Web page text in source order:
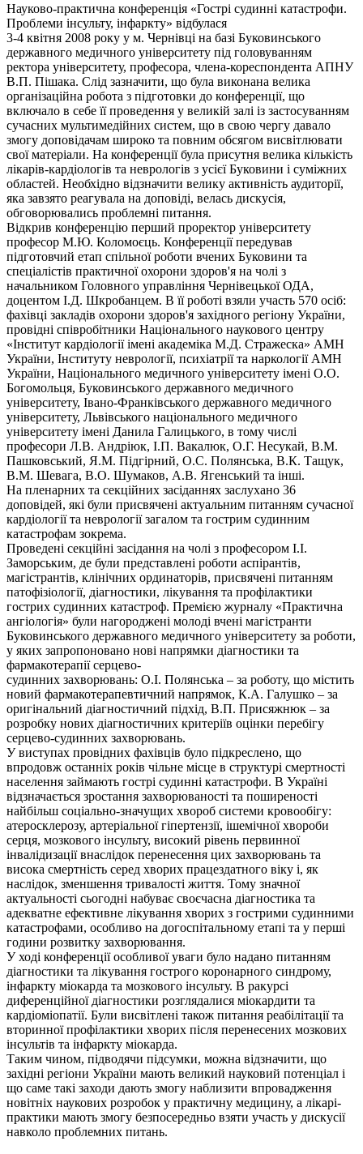
Науково-практична конференція «Гострі судинні катастрофи.
Проблеми інсульту, інфаркту» відбулася
3-4 квітня 2008 року у м. Чернівці на базі Буковинського
державного медичного університету під головуванням
ректора університету, професора, члена-кореспондента АПНУ
В.П. Пішака. Слід зазначити, що була виконана велика
організаційна робота з підготовки до конференції, що
включало в себе її проведення у великій залі із застосуванням
сучасних мультимедійних систем, що в свою чергу давало
змогу доповідачам широко та повним обсягом висвітлювати
свої матеріали. На конференції була присутня велика кількість
лікарів-кардіологів та неврологів з усієї Буковини і суміжних
областей. Необхідно відзначити велику активність аудиторії,
яка завзято реагувала на доповіді, велась дискусія,
обговорювались проблемні питання.
Відкрив конференцію перший проректор університету
професор М.Ю. Коломоєць. Конференції передував
підготовчий етап спільної роботи вчених Буковини та
спеціалістів практичної охорони здоров'я на чолі з
начальником Головного управління Чернівецької ОДА,
доцентом І.Д. Шкробанцем. В її роботі взяли участь 570 осіб:
фахівці закладів охорони здоров'я західного регіону України,
провідні співробітники Національного наукового центру
«Інститут кардіології імені академіка М.Д. Стражеска» АМН
України, Інституту неврології, психіатрії та наркології АМН
України, Національного медичного університету імені О.О.
Богомольця, Буковинського державного медичного
університету, Івано-Франківського державного медичного
університету, Львівського національного медичного
університету імені Данила Галицького, в тому числі
професори Л.В. Андріюк, І.П. Вакалюк, О.Г. Несукай, В.М.
Пашковський, Я.М. Підгірний, О.С. Полянська, В.К. Тащук,
В.М. Шевага, В.О. Шумаков, А.В. Ягенський та інші.
На пленарних та секційних засіданнях заслухано 36
доповідей, які були присвячені актуальним питанням сучасної
кардіології та неврології загалом та гострим судинним
катастрофам зокрема.
Проведені секційні засідання на чолі з професором І.І.
Заморським, де були представлені роботи аспірантів,
магістрантів, клінічних ординаторів, присвячені питанням
патофізіології, діагностики, лікування та профілактики
гострих судинних катастроф. Премією журналу «Практична
ангіологія» були нагороджені молоді вчені магістранти
Буковинського державного медичного університету за роботи,
у яких запропоновано нові напрямки діагностики та
фармакотерапії серцево-
судинних захворювань: О.І. Полянська – за роботу, що містить
новий фармакотерапевтичний напрямок, К.А. Галушко – за
оригінальний діагностичний підхід, В.П. Присяжнюк – за
розробку нових діагностичних критеріїв оцінки перебігу
серцево-судинних захворювань.
У виступах провідних фахівців було підкреслено, що
впродовж останніх років чільне місце в структурі смертності
населення займають гострі судинні катастрофи. В Україні
відзначається зростання захворюваності та поширеності
найбільш соціально-значущих хвороб системи кровообігу:
атеросклерозу, артеріальної гіпертензії, ішемічної хвороби
серця, мозкового інсульту, високий рівень первинної
інвалідизації внаслідок перенесення цих захворювань та
висока смертність серед хворих працездатного віку і, як
наслідок, зменшення тривалості життя. Тому значної
актуальності сьогодні набуває своєчасна діагностика та
адекватне ефективне лікування хворих з гострими судинними
катастрофами, особливо на догоспітальному етапі та у перші
години розвитку захворювання.
У ході конференції особливої уваги було надано питанням
діагностики та лікування гострого коронарного синдрому,
інфаркту міокарда та мозкового інсульту. В ракурсі
диференційної діагностики розглядалися міокардити та
кардіоміопатії. Були висвітлені також питання реабілітації та
вторинної профілактики хворих після перенесених мозкових
інсультів та інфаркту міокарда.
Таким чином, підводячи підсумки, можна відзначити, що
західні регіони України мають великий науковий потенціал і
що саме такі заходи дають змогу наблизити впровадження
новітніх наукових розробок у практичну медицину, а лікарі-
практики мають змогу безпосередньо взяти участь у дискусії
навколо проблемних питань.